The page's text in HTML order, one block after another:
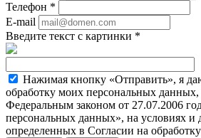
Телефон *
E-mail
Введите текст с картинки *
Нажимая кнопку «Отправить», я
обработку моих персональных данных,
Федеральным законом от 27.07.2006
персональных данных», на условиях и
определенных в Согласии на